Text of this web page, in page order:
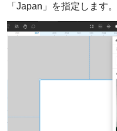
「Japan」を指定します。